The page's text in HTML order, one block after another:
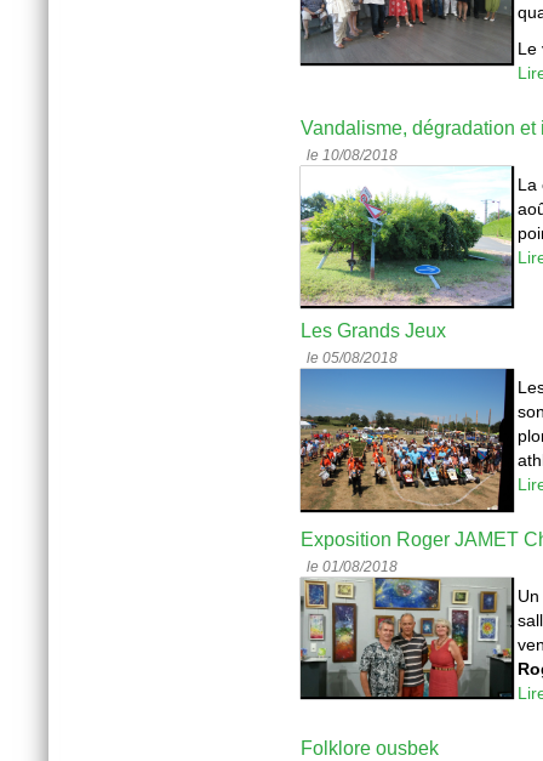
Le
Vandalisme, dégradation et
le 10/08/2018
La
Les Grands Jeux
le 05/08/2018
Exposition Roger JAMET
le 01/08/2018
Folklore ousbek